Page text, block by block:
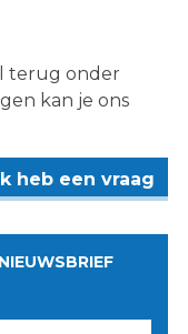
terug onder
kan je ons
heb een vraag